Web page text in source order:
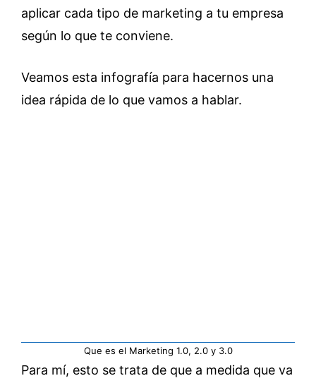
aplicar cada tipo de marketing a tu empresa
según lo que te conviene.
Veamos esta infografía para hacernos una
idea rápida de lo que vamos a hablar.
Que es el Marketing 1.0, 2.0 y 3.0
Para mí, esto se trata de que a medida que va